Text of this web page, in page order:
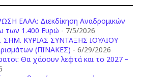
ΕΑΑΑ: Διεκδίκηση Αναδρομικών
των 1.400 Ευρώ - 7/5/2026
ΣΗΜ. ΚΥΡΙΑΣ ΣΥΝΤΑΞΗΣ ΙΟΥΛΙΟΥ
(ΠΙΝΑΚΕΣ) - 6/29/2026
Θα χάσουν λεφτά και το 2027 –